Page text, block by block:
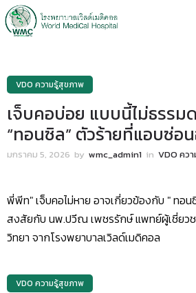
VDO ความรู้สุขภาพ
เจ็บคอบ่อย แบบนี้ไม่ธรรมด
“ทอนซิล” ตัวร้ายที่แอบซ่อ
มกราคม 5, 2026 by wmc_admin1 in VDO คว
พี่พีท" เจ็บคอไม่หาย อาจเกี่ยวข้องกับ " ทอน
สงสัยกับ นพ.ปวีณ เพชรรักษ์ แพทย์ผู้เชี่ยว
วิทยา จากโรงพยาบาลเวิลด์เมดิคอล
VDO ความรู้สุขภาพ